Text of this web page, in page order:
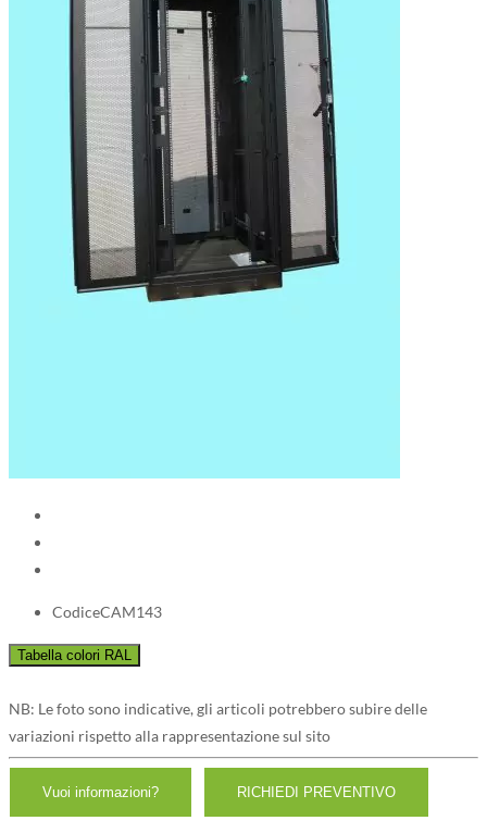
CodiceCAM143
NB: Le foto sono indicative, gli articoli potrebbero subire delle
variazioni rispetto alla rappresentazione sul sito